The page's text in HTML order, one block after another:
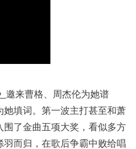
邀来曹格、周杰伦为她谱
填词。第一波主打甚至和萧
了金曲五项大奖，看似多方
而归，在歌后争霸中败给唱